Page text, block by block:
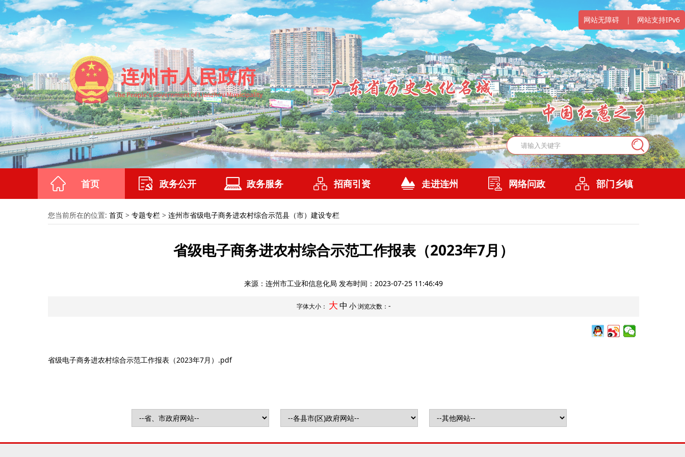
网站无障碍 | 网站支持IPv6
首页 政务公开 政务服务 招商引资 走进连州 网络问政 部门乡镇
您当前所在的位置: 首页 > 专题专栏 > 连州市省级电子商务进农村综合示范县（市）建设专栏
省级电子商务进农村综合示范工作报表（2023年7月）
来源：连州市工业和信息化局 发布时间： 2023-07-25 11:46:49
字体大小： 大中 小浏览次数： -
省级电子商务进农村综合示范工作报表（2023年7月）.pdf